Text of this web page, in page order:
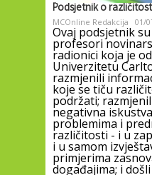
Podsjetnik o
MCOnline Redakcija 01/
Ovaj podsjetnik
profesori
radionici koja je
Univerzitetu
razmjenili
koje se tiču
podržati;
negativna
problemima i
različitosti - i u
i u samom
primjerima
događajima; i